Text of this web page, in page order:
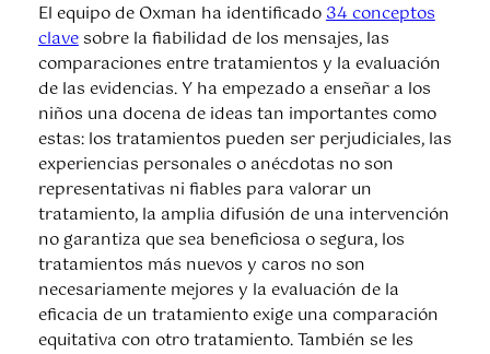
El equipo de Oxman ha identificado34 conceptos
clavesobre la fiabilidad de los mensajes, las
comparaciones entre tratamientos y la evaluación
de las evidencias. Y ha empezado a enseñar a los
niños una docena de ideas tan importantes como
estas: los tratamientos pueden ser perjudiciales, las
experiencias personales o anécdotas no son
representativas ni fiables para valorar un
tratamiento, la amplia difusión de una intervención
no garantiza que sea beneficiosa o segura, los
tratamientos más nuevos y caros no son
necesariamente mejores y la evaluación de la
eficacia de un tratamiento exige una comparación
equitativa con otro tratamiento. También se les